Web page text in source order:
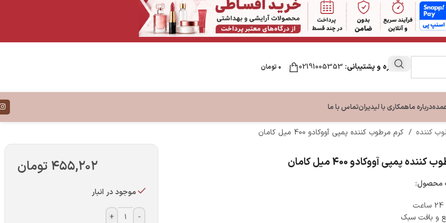
مشاوره و پشتیبانی: 02191005353 ۰ تومان
بدن نرم کننده و بالم لبتقویت کننده ناخن
کرم ترک پا
درباره ماهمکاری با لیدیرانتماس با ما
کننده / کرم مرطوب‌ کننده پمپی آووکادو 400 میل کامان
پمپی آووکادو 400 میل کامان
محصول:
و بافت سبک
۴۵۵,۲۰۲ تومان
موجود در انبار
-
+